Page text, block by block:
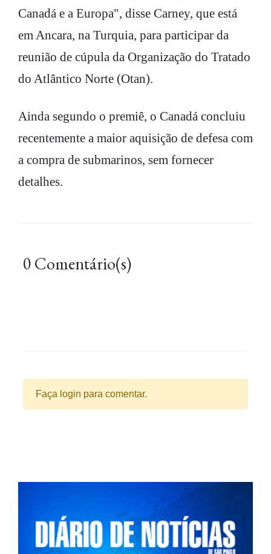
Canadá e a Europa", disse Carney, que está
em Ancara, na Turquia, para participar da
reunião de cúpula da Organização do Tratado
do Atlântico Norte (Otan).
Ainda segundo o premiê, o Canadá concluiu
recentemente a maior aquisição de defesa com
a compra de submarinos, sem fornecer
detalhes.
0 Comentário(s)
Faça login para comentar.